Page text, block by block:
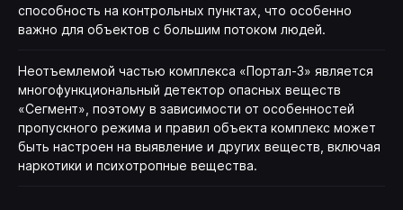
способность на контрольных пунктах, что особенно
важно для объектов с большим потоком людей.
Неотъемлемой частью комплекса «Портал-3» является
многофункциональный детектор опасных веществ
«Сегмент», поэтому в зависимости от особенностей
пропускного режима и правил объекта комплекс может
быть настроен на выявление и других веществ, включая
наркотики и психотропные вещества.